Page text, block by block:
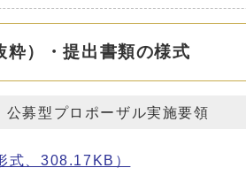
粋）・提出書類の様式
募型プロポーザル実施要領
式、308.17KB）